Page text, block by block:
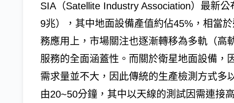
SIA（Satellite Industry Association）最新
9兆），其中地面設備產值約佔45%，相當
務應用上，市場關注也逐漸轉移為多軌（高
服務的全面涵蓋性。而關於衛星地面設備，
需求量並不大，因此傳統的生產檢測方式多
由20~50分鐘，其中以天線的測試因需連接